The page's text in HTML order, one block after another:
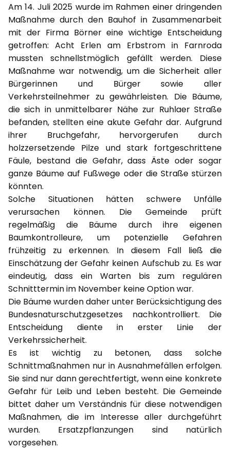
Am 14. Juli 2025 wurde im Rahmen einer dringenden
Maßnahme durch den Bauhof in Zusammenarbeit
mit der Firma Börner eine wichtige Entscheidung
getroffen: Acht Erlen am Erbstrom in Farnroda
mussten schnellstmöglich gefällt werden. Diese
Maßnahme war notwendig, um die Sicherheit aller
Bürgerinnen und Bürger sowie aller
Verkehrsteilnehmer zu gewährleisten. Die Bäume,
die sich in unmittelbarer Nähe zur Ruhlaer Straße
befanden, stellten eine akute Gefahr dar. Aufgrund
ihrer Bruchgefahr, hervorgerufen durch
holzzersetzende Pilze und stark fortgeschrittene
Fäule, bestand die Gefahr, dass Äste oder sogar
ganze Bäume auf Fußwege oder die Straße stürzen
könnten.
Solche Situationen hätten schwere Unfälle
verursachen können. Die Gemeinde prüft
regelmäßig die Bäume durch ihre eigenen
Baumkontrolleure, um potenzielle Gefahren
frühzeitig zu erkennen. In diesem Fall ließ die
Einschätzung der Gefahr keinen Aufschub zu. Es war
eindeutig, dass ein Warten bis zum regulären
Schnitttermin im November keine Option war.
Die Bäume wurden daher unter Berücksichtigung des
Bundesnaturschutzgesetzes nachkontrolliert. Die
Entscheidung diente in erster Linie der
Verkehrssicherheit.
Es ist wichtig zu betonen, dass solche
Schnittmaßnahmen nur in Ausnahmefällen erfolgen.
Sie sind nur dann gerechtfertigt, wenn eine konkrete
Gefahr für Leib und Leben besteht. Die Gemeinde
bittet daher um Verständnis für diese notwendigen
Maßnahmen, die im Interesse aller durchgeführt
wurden. Ersatzpflanzungen sind natürlich
vorgesehen.